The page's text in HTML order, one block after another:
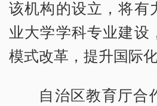
该机构的设立，将有
业大学学科专业建设
模式改革，提升国际化
自治区教育厅合